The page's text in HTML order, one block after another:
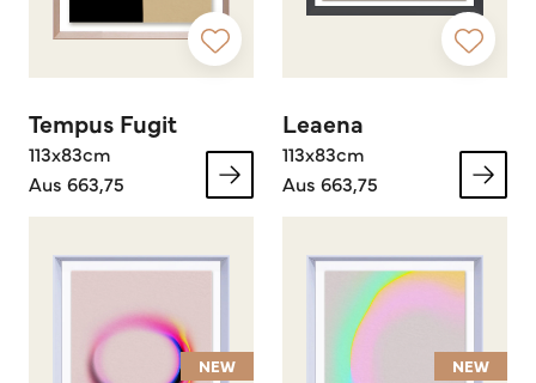
Tempus Fugit
113x83cm
Aus 663,75
Leaena
113x83cm
Aus 663,75
NEW NEW